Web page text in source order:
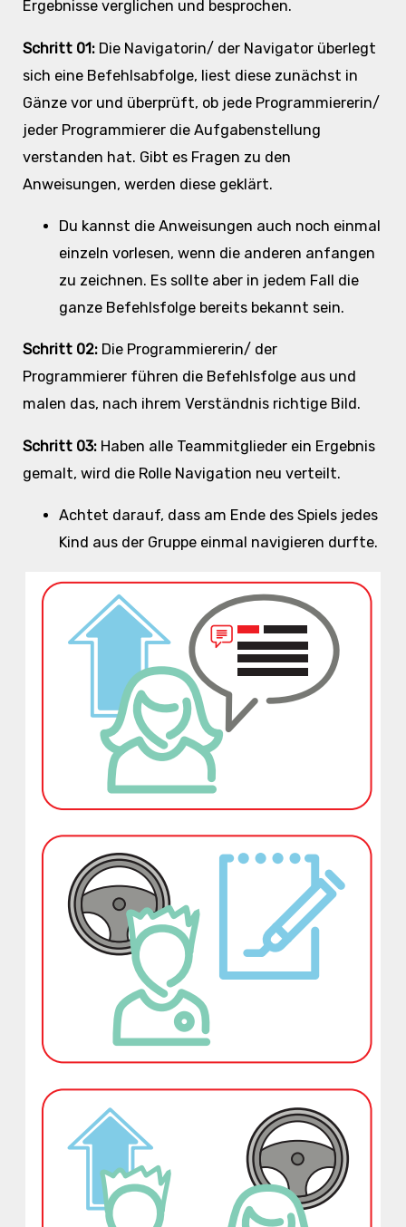
Ergebnisse verglichen und besprochen.
Schritt 01: Die Navigatorin/ der Navigator überlegt
sich eine Befehlsabfolge, liest diese zunächst in
Gänze vor und überprüft, ob jede Programmiererin/
jeder Programmierer die Aufgabenstellung
verstanden hat. Gibt es Fragen zu den
Anweisungen, werden diese geklärt.
Du kannst die Anweisungen auch noch einmal
einzeln vorlesen, wenn die anderen anfangen
zu zeichnen. Es sollte aber in jedem Fall die
ganze Befehlsfolge bereits bekannt sein.
Schritt 02:Die Programmiererin/ der
Programmierer führen die Befehlsfolge aus und
malen das, nach ihrem Verständnis richtige Bild.
Schritt 03:Haben alle Teammitglieder ein Ergebnis
gemalt, wird die Rolle Navigation neu verteilt.
Achtet darauf, dass am Ende des Spiels jedes
Kind aus der Gruppe einmal navigieren durfte.